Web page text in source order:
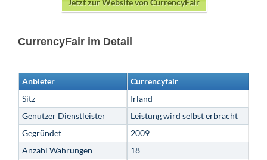
Jetzt zur Website von CurrencyFair
CurrencyFair im Detail
Anbieter
Currencyfair
Sitz
Irland
Genutzer Dienstleister
Leistung wird selbst erbracht
Gegründet
2009
Anzahl Währungen
18